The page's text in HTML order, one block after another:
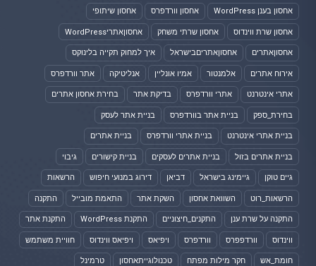
אחסון בענן WordPress אחסון וורדפרס אחסון שיתופי
אחסון שרת ווינדוס אחסון שרתי משחק אחסוןאתריWordPress
אחסוןאתרים אחסוןאתריםבישראל איך למחוק תקייה בלינוקס
אירוח אתרים אלמנטור אמיו אונליין אנליטיקה אתר וורדפרס
אתרי אינטרנט אתרי וורדפרס בדיקת אתר בחירת אחסון אתרים
בחירת_ספק בניית אתר בוורדפרס בניית אתר לעסק
בניית אתרי אינטרנט בניית אתרי וורדפרס בניית אתרים
בניית אתרים בזול בניית אתרים לעסקים בניית קישורים גיבוי
גיים טוקן גיימינג בישראל דביאן דירוג במנועי חיפוש הרשאות
הרשאות_רוט השוואת אחסון השקת אתר התאמת מובייל התקנה
התקנה על שרת ענן התקנים_חיצוניים התקנת WordPress התקנת אתר
ווינדוס וורדפפרס וורדפרס ויפיאס ויפיאס ווינדוס חוויית משתמש
חומת_אש חקר מילות מפתח טכנולוגייתאחסון טרמינל